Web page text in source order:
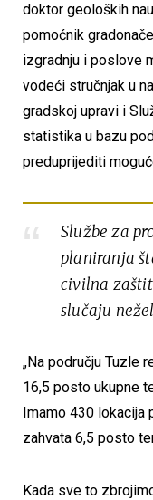
doktor geoloških
pomoćnik
izgradnju i poslove
vodeći stručnjak u
gradskoj upravi i
statistika u bazu
preduprijediti
Službe za
planiranja
civilna
slučaju
„Na području Tuzle
16,5 posto ukupne
Imamo 430 lokacija
zahvata 6,5 posto
Kada sve to